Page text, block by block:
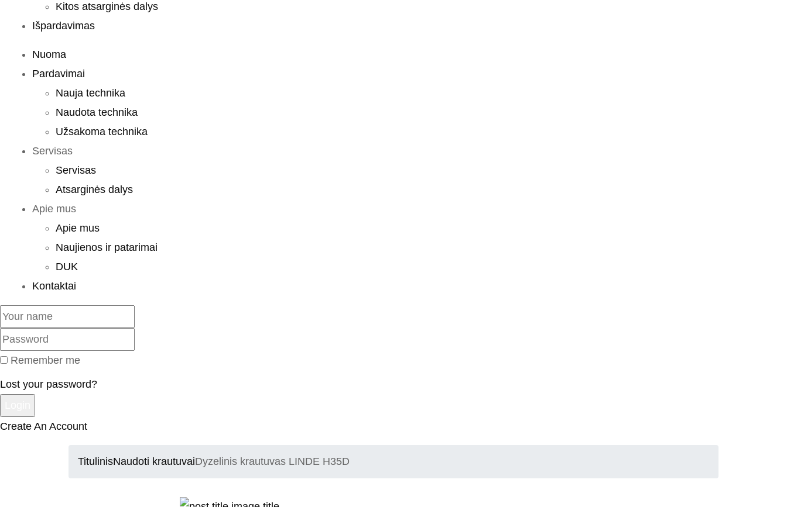
Kitos atsarginės dalys
Išpardavimas
Nuoma
Pardavimai
Nauja technika
Naudota technika
Užsakoma technika
Servisas
Servisas
Atsarginės dalys
Apie mus
Apie mus
Naujienos ir patarimai
DUK
Kontaktai
Remember me
Lost your password?
Create An Account
TitulinisNaudoti krautuvaiDyzelinis krautuvas LINDE H35D